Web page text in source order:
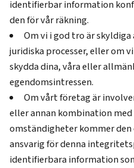
identifierbar information
den för vår räkning.
Om vi i god tro är
juridiska processer, eller om
skydda dina, våra eller
egendomsintressen.
Om vårt företag är
eller annan kombination
omständigheter kommer
ansvarig för denna
identifierbara information